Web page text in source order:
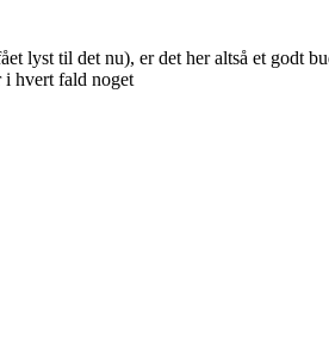
lyst til det nu), er det her altså et godt
hvert fald noget